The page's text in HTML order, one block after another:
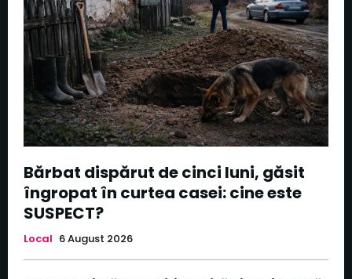
Bărbat dispărut de cinci luni, găsit
îngropat în curtea casei: cine este
SUSPECT?
Local 6 August 2026